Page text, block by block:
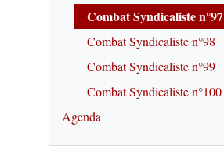
Combat Syndicaliste n°97
Combat Syndicaliste n°98
Combat Syndicaliste n°99
Combat Syndicaliste n°100
Agenda